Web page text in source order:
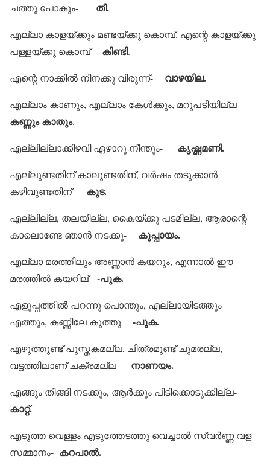
ചത്തു പോകും- തീ.
എല്ലാ കാളയ്ക്കും മണ്ടയ്ക്കു കൊമ്പ്. എന്റെ കാളയ്ക്കു
പള്ളയ്ക്കു കൊമ്പ്- കിണ്ടി.
എന്റെ നാക്കില്‍ നിനക്കു വിരുന്ന്- വാഴയില.
എല്ലാം കാണും, എല്ലാം കേള്‍ക്കും, മറുപടിയില്ല-
കണ്ണും കാതും.
എല്ലില്ലാക്കിഴവി ഏഴാറു നീന്തും- കൃഷ്ണമണി.
എല്ലുണ്ടതിന് കാലുണ്ടതിന്, വര്‍ഷം തടുക്കാന്‍
കഴിവുണ്ടതിന്- കുട.
എല്ലില്ല, തലയില്ല, കൈയ്ക്കു പടമില്ല, ആരാന്റെ
കാലൊണ്ടേ ഞാന്‍ നടക്കൂ- കുപ്പായം.
എല്ലാ മരത്തിലും അണ്ണാന്‍ കയറും, എന്നാല്‍ ഈ
മരത്തില്‍ കയറില് -പുക.
എളുപ്പത്തില്‍ പറന്നു പൊന്തും, എല്ലായിടത്തും
എത്തും, കണ്ണിലേ കുത്തൂ -പുക.
എഴുത്തുണ്ട് പുസ്തകമല്ല, ചിത്രമുണ്ട് ചുമരല്ല,
വട്ടത്തിലാണ് ചക്രമല്ല- നാണയം.
എങ്ങും തിങ്ങി നടക്കും, ആര്‍ക്കും പിടിക്കൊടുക്കില്ല-
കാറ്റ്.
എടുത്ത വെള്ളം എടുത്തേടത്തു വെച്ചാല്‍ സ്വര്‍ണ്ണ വള
സമ്മാനം- കറപാല്‍.